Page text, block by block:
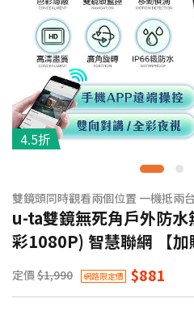
4.5折
雙鏡頭同時觀看兩個位置 一機抵兩台
u-ta雙鏡無死角戶外防
彩1080P) 智慧聯網 【加
定價 $1,990 網路限定價 $881